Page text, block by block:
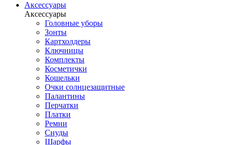
Аксессуары
Аксессуары
Головные уборы
Зонты
Картхолдеры
Ключницы
Комплекты
Косметички
Кошельки
Очки солнцезащитные
Палантины
Перчатки
Платки
Ремни
Снуды
Шарфы